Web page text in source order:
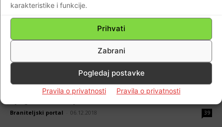
karakteristike i funkcije.
Prihvati
Zabrani
Pogledaj postavke
Pravila o privatnosti Pravila o privatnosti
(VIDEO) Pavković: Sjećate li se sramnog
uhićenja generala Ante Gotovine?…Gdje su
danas oni koji su progonili Antu Gotovinu,
Braniteljski portal 06.12.2018 39